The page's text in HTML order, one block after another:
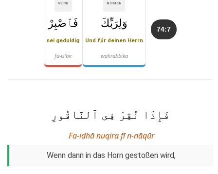
74:7
NOMEN
وَلِرَبِّكَ
Und für deinen Herrn
walirabbika
VERB
فَٱصْبِرْ
sei geduldig
fa-iṣ'bir
فَإِذَا نُقِرَ فِى ٱلنَّاقُورِ
Fa-idhā nuqira fī n-nāqūr
Wenn dann in das Horn gestoßen wird,